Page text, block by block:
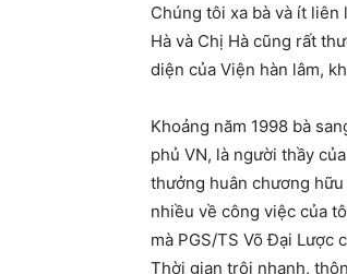
Chúng tôi xa bà và ít liên
Hà và Chị Hà cũng rất
diện của Viện hàn lâm,
Khoảng năm 1998 bà
phủ VN, là người thầy
thưởng huân chương
nhiều về công việc của
mà PGS/TS Võ Đại Lược
Thời gian trôi nhanh,